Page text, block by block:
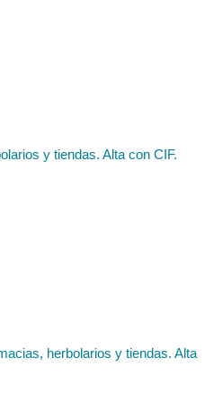
y tiendas. Alta con CIF.
herbolarios y tiendas. Alta